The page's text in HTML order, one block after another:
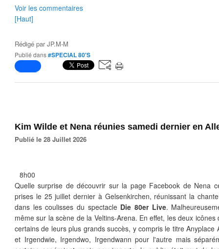
Voir les commentaires
[Haut]
Rédigé parJP.M-M
Publié dans#SPECIAL 80'S
Kim Wilde et Nena réunies samedi dernier en
Publié le 28 Juillet 2026
8h00
Quelle surprise de découvrir sur la page Facebook de Nena
prises le 25 juillet dernier à Gelsenkirchen, réunissant la
dans les coulisses du spectacle Die 80er Live.
même sur la scène de la Veltins-Arena. En effet, les deux
certains de leurs plus grands succès, y compris le titre Anyplace
et Irgendwie, Irgendwo, Irgendwann pour l'autre mais